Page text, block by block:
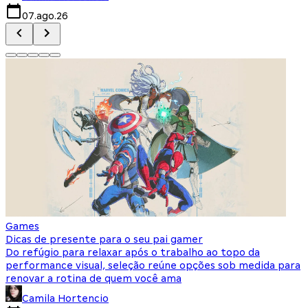
07.ago.26
Games
Dicas de presente para o seu pai gamer
Do refúgio para relaxar após o trabalho ao topo da
performance visual, seleção reúne opções sob medida para
renovar a rotina de quem você ama
Camila Hortencio